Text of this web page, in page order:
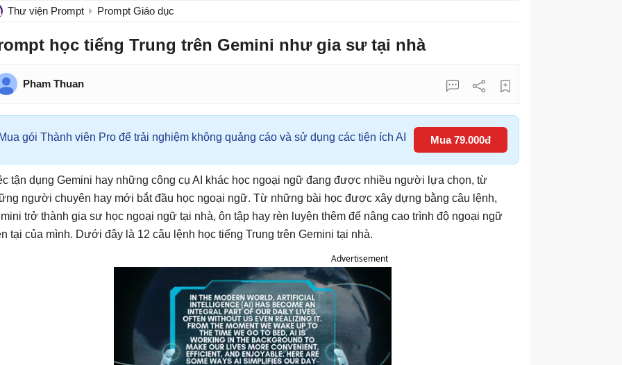
Thư viện Prompt Prompt Giáo dục
học tiếng Trung trên Gemini như gia sư tại nhà
Pham Thuan
gói Thành viên Pro để trải nghiệm không quảng cáo và sử dụng các tiện ích AI Mua 79.000đ
tận dụng Gemini hay những công cụ AI khác học ngoại ngữ đang được nhiều người lựa chọn, từ
người chuyên hay mới bắt đầu học ngoại ngữ. Từ những bài học được xây dựng bằng câu lệnh,
trở thành gia sư học ngoại ngữ tại nhà, ôn tập hay rèn luyện thêm để nâng cao trình độ ngoại ngữ
tại của mình. Dưới đây là 12 câu lệnh học tiếng Trung trên Gemini tại nhà.
Advertisement